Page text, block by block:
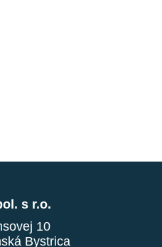
s r.o.
10
Bystrica